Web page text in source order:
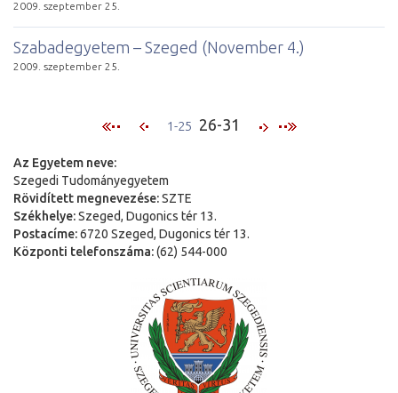
2009. szeptember 25.
Szabadegyetem – Szeged (November 4.)
2009. szeptember 25.
1-25 26-31
Az Egyetem neve:
Szegedi Tudományegyetem
Rövidített megnevezése:SZTE
Székhelye:Szeged, Dugonics tér 13.
Postacíme:6720 Szeged, Dugonics tér 13.
Központi telefonszáma:(62) 544-000